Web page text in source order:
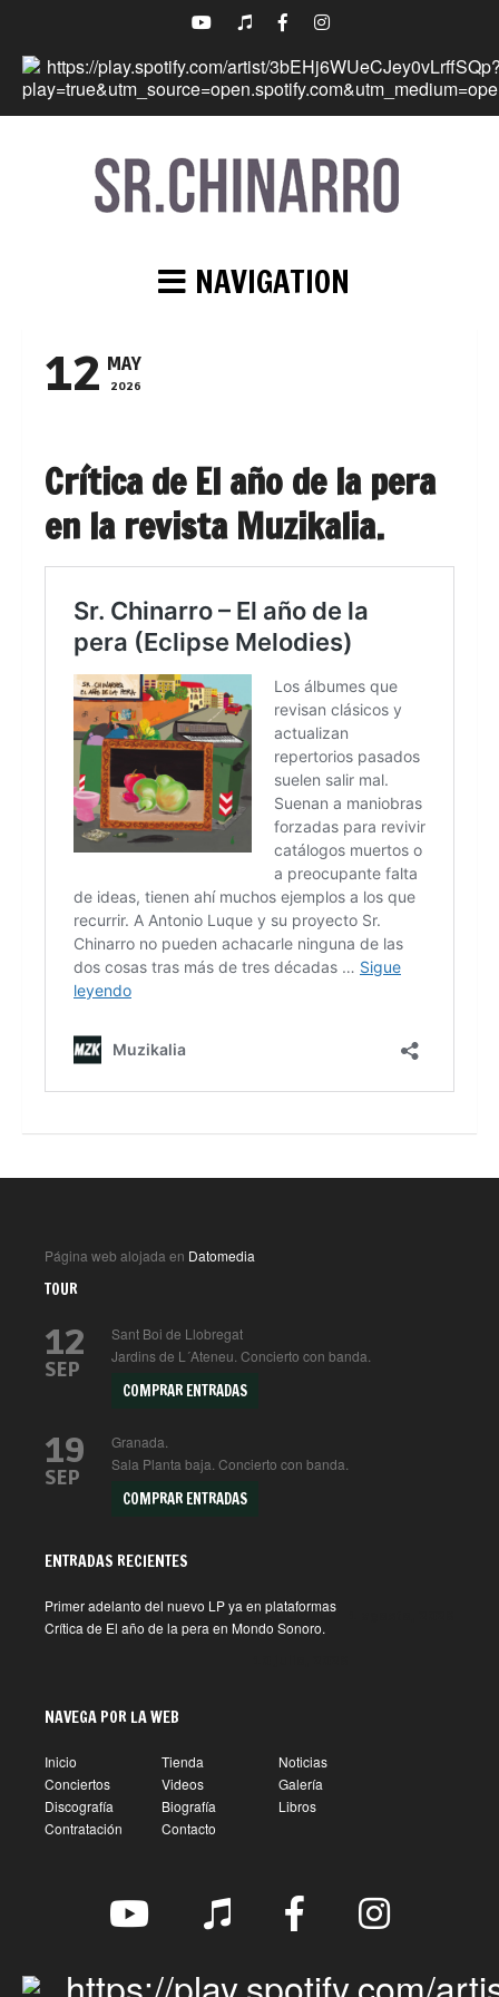
NAVIGATION
12 MAY
2026
Crítica de El año de la pera
en la revista Muzikalia.
Página web alojada en Datomedia
TOUR
12
SEP
Sant Boi de Llobregat
Jardins de L´Ateneu. Concierto con banda.
COMPRAR ENTRADAS
19
SEP
Granada.
Sala Planta baja. Concierto con banda.
COMPRAR ENTRADAS
ENTRADAS RECIENTES
Primer adelanto del nuevo LP ya en plataformas
Crítica de El año de la pera en Mondo Sonoro.
NAVEGA POR LA WEB
Inicio Tienda
Noticias
Conciertos
Videos
Galería
Discografía
Biografía
Libros
Contratación
Contacto